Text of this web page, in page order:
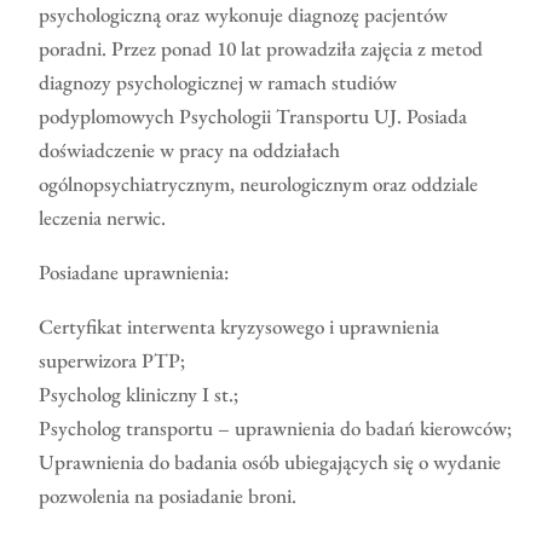
psychologiczną oraz wykonuje diagnozę pacjentów
poradni. Przez ponad 10 lat prowadziła zajęcia z metod
diagnozy psychologicznej w ramach studiów
podyplomowych Psychologii Transportu UJ. Posiada
doświadczenie w pracy na oddziałach
ogólnopsychiatrycznym, neurologicznym oraz oddziale
leczenia nerwic.
Posiadane uprawnienia:
Certyfikat interwenta kryzysowego i uprawnienia
superwizora PTP;
Psycholog kliniczny I st.;
Psycholog transportu – uprawnienia do badań kierowców;
Uprawnienia do badania osób ubiegających się o wydanie
pozwolenia na posiadanie broni.